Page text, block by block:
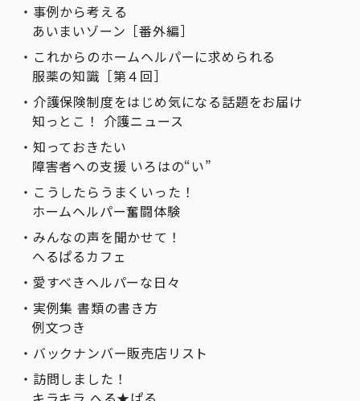
事例から考える
あいまいゾーン［番外編］
これからのホームヘルパーに求められる
服薬の知識［第４回］
介護保険制度をはじめ気になる話題をお届け
知っとこ！ 介護ニュース
知っておきたい
障害者への支援 いろはの“い”
こうしたらうまくいった！
ホームヘルパー奮闘体験
みんなの声を聞かせて！
へるぱるカフェ
愛すべきヘルパーな日々
実例集 書類の書き方
例文つき
バックナンバー販売店リスト
訪問しました！